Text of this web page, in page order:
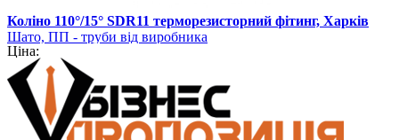
Коліно 110°/15° SDR11 терморезисторний фітинг, Харків
Шато, ПП - труби від виробника
Ціна: